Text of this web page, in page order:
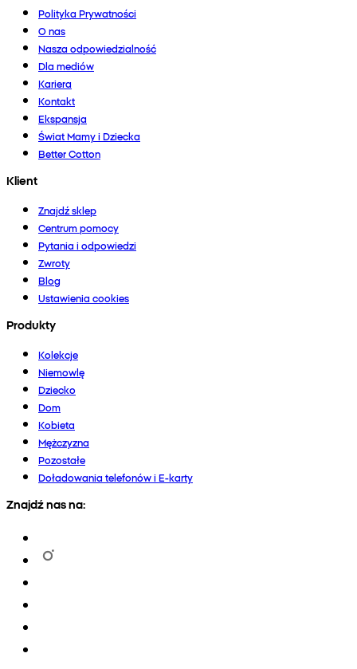
Polityka Prywatności
O nas
Nasza odpowiedzialność
Dla mediów
Kariera
Kontakt
Ekspansja
Świat Mamy i Dziecka
Better Cotton
Klient
Znajdź sklep
Centrum pomocy
Pytania i odpowiedzi
Zwroty
Blog
Ustawienia cookies
Produkty
Kolekcje
Niemowlę
Dziecko
Dom
Kobieta
Mężczyzna
Pozostałe
Doładowania telefonów i E-karty
Znajdź nas na: